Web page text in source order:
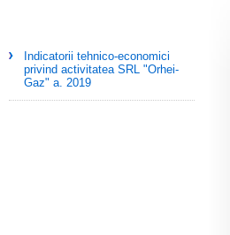
Indicatorii tehnico-economici
privind activitatea SRL "Orhei-
Gaz" a. 2019